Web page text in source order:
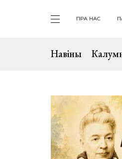
ПРА НАС
Навіны